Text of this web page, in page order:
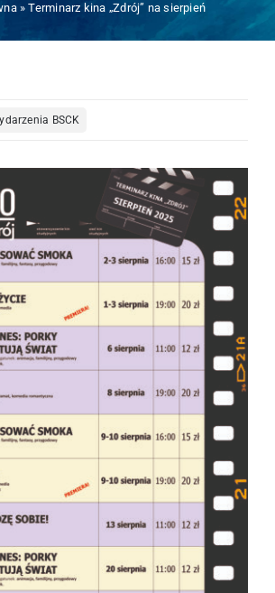
Turystycznej
»Terminarz kina „Zdrój” na sierpień
BSCK